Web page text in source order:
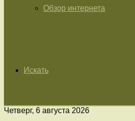
Обзор интернета
Искать
Четверг, 6 августа 2026